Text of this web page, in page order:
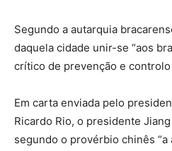
Segundo a autarquia
daquela cidade unir-se “aos
crítico de prevenção e
Em carta enviada pelo
Ricardo Rio, o presidente
segundo o provérbio chinês